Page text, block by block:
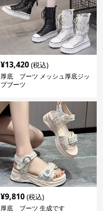
¥13,420 (税込)
厚底 ブーツ メッシュ厚底ジッ
プブーツ
¥9,810 (税込)
厚底 ブーツ 生成です